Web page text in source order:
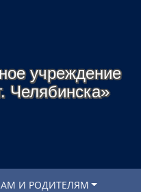
учреждение
Челябинска»
И РОДИТЕЛЯМ